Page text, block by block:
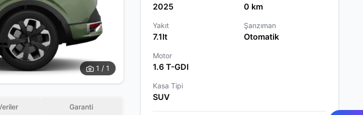
1 / 1
Garanti
2025 0 km
Yakıt
7.1lt
Şanzıman
Otomatik
Motor
1.6 T-GDI
Kasa Tipi
SUV